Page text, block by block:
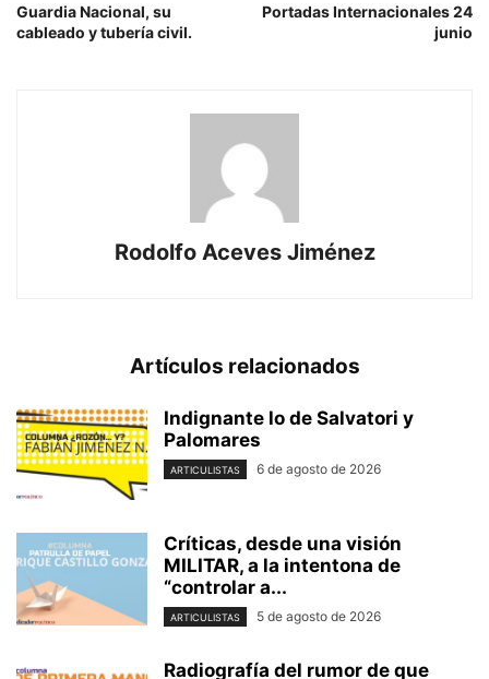
Guardia Nacional, su
cableado y tubería civil.
Portadas Internacionales 24
junio
Rodolfo Aceves Jiménez
Artículos relacionados
Indignante lo de Salvatori y
Palomares
ARTICULISTAS 6 de agosto de 2026
Críticas, desde una visión
MILITAR, a la intentona de
“controlar a...
ARTICULISTAS 5 de agosto de 2026
Radiografía del rumor de que